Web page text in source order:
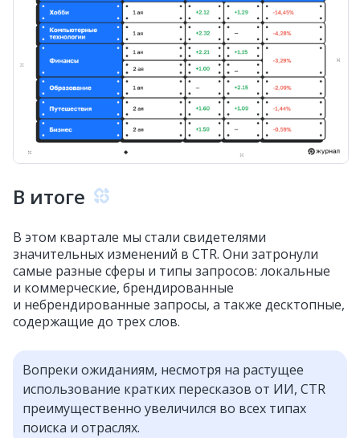
В итоге
В этом квартале мы стали свидетелями
значительных изменений в CTR. Они затронули
самые разные сферы и типы запросов: локальные
и коммерческие, брендированные
и небрендированные запросы, а также десктопные,
содержащие до трех слов.
Вопреки ожиданиям, несмотря на растущее
использование кратких пересказов от ИИ, CTR
преимущественно увеличился во всех типах
поиска и отраслях.